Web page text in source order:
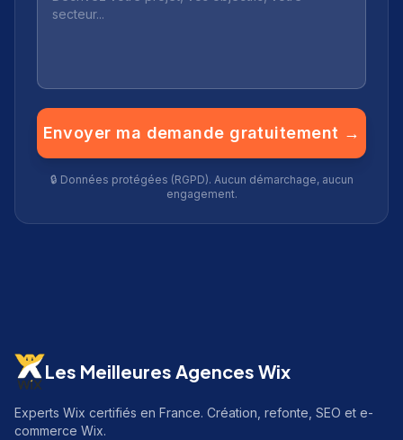
Envoyer ma demande gratuitement →
🔒 Données protégées (RGPD). Aucun démarchage, aucun
engagement.
Les Meilleures Agences Wix
Experts Wix certifiés en France. Création, refonte, SEO et e-
commerce Wix.